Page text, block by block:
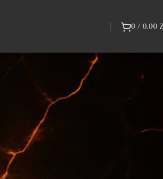
0 / 0,00
Bestsellery Graczy